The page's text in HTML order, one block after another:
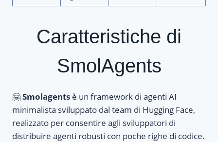
Caratteristiche di
SmolAgents
🤗Smolagents è un framework di agenti AI
minimalista sviluppato dal team di Hugging Face,
realizzato per consentire agli sviluppatori di
distribuire agenti robusti con poche righe di codice.